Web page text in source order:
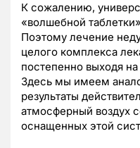
К сожалению,
«волшебной
Поэтому лечение
целого комплекса
постепенно выходя
Здесь мы имеем
результаты
атмосферный воздух
оснащенных этой